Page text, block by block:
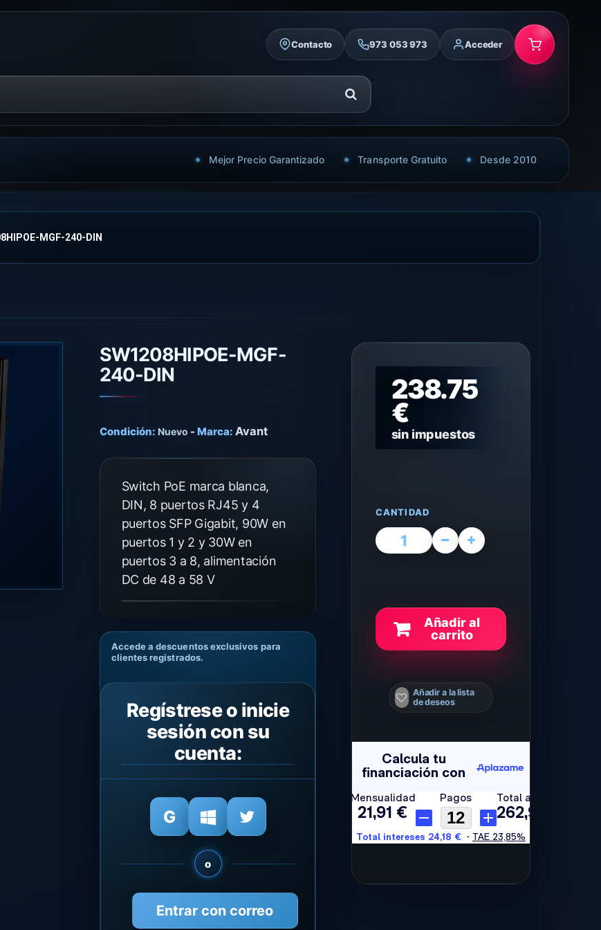
Contacto 973 053 973 Acceder
Mejor Precio Garantizado Transporte Gratuito Desde 2010
MGF-240-DIN
SW1208HIPOE-MGF-
240-DIN
Condición: Nuevo - Marca: Avant
Switch PoE marca blanca,
DIN, 8 puertos RJ45 y 4
puertos SFP Gigabit, 90W en
puertos 1 y 2 y 30W en
puertos 3 a 8, alimentación
DC de 48 a 58 V
Accede a descuentos exclusivos para
clientes registrados.
Regístrese o inicie
sesión con su
cuenta:
o
Entrar con correo
238.75
€
sin impuestos
CANTIDAD
Añadir al
carrito
Añadir a la lista
de deseos